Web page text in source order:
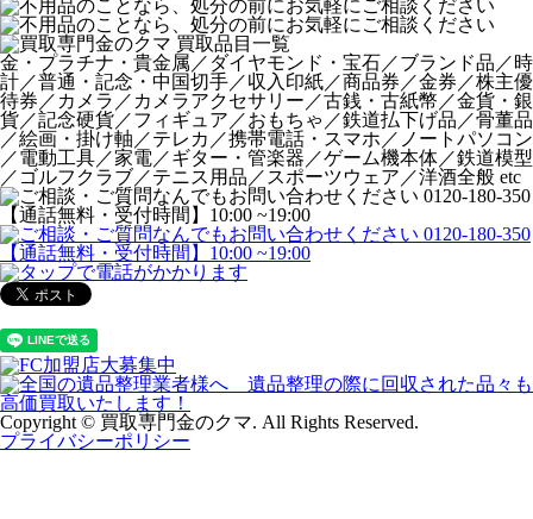
金・プラチナ・貴金属／ダイヤモンド・宝石／ブランド品／時
計／普通・記念・中国切手／収入印紙／商品券／金券／株主優
待券／カメラ／カメラアクセサリー／古銭・古紙幣／金貨・銀
貨／記念硬貨／フィギュア／おもちゃ／鉄道払下げ品／骨董品
／絵画・掛け軸／テレカ／携帯電話・スマホ／ノートパソコン
／電動工具／家電／ギター・管楽器／ゲーム機本体／鉄道模型
／ゴルフクラブ／テニス用品／スポーツウェア／洋酒全般 etc
Copyright © 買取専門金のクマ. All Rights Reserved.
プライバシーポリシー